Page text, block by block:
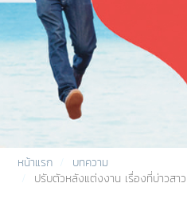
หน้าแรก
บทความ
ปรับตัวหลังแต่งงาน เรื่องที่บ่าวสา